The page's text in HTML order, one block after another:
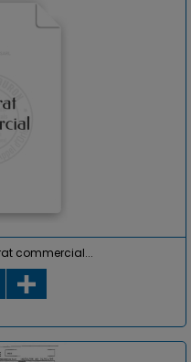
commercial...